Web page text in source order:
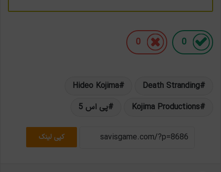
0
0
Death Stranding
Hideo Kojima
Kojima Productions
پی اس 5
کپی لینک